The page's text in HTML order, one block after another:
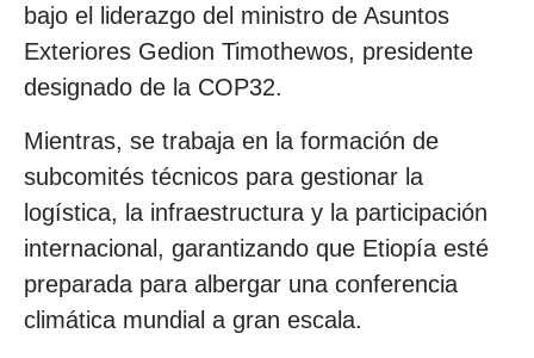
bajo el liderazgo del ministro de Asuntos
Exteriores Gedion Timothewos, presidente
designado de la COP32.
Mientras, se trabaja en la formación de
subcomités técnicos para gestionar la
logística, la infraestructura y la participación
internacional, garantizando que Etiopía esté
preparada para albergar una conferencia
climática mundial a gran escala.